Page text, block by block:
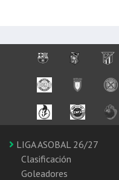
LIGA ASOBAL 26/27
Clasificación
Goleadores